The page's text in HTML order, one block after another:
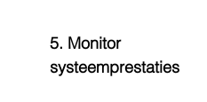
5. Monitor
systeemprestaties